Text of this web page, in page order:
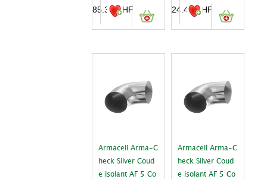
85.35CHF 24.45CHF
Armacell Arma-C
heck Silver Coud
e isolant AF 5 Co
Armacell Arma-C
heck Silver Coud
e isolant AF 5 Co